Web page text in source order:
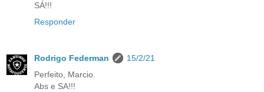
SÁ!!!
Responder
Rodrigo Federman
15/2/21
Perfeito, Marcio.
Abs e SA!!!